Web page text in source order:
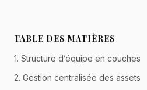
TABLE DES MATIÈRES
1. Structure d’équipe en couches
2. Gestion centralisée des assets